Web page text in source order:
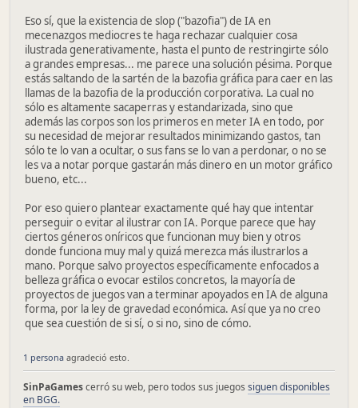
Eso sí, que la existencia de slop ("bazofia") de IA en
mecenazgos mediocres te haga rechazar cualquier cosa
ilustrada generativamente, hasta el punto de restringirte sólo
a grandes empresas... me parece una solución pésima. Porque
estás saltando de la sartén de la bazofia gráfica para caer en las
llamas de la bazofia de la producción corporativa. La cual no
sólo es altamente sacaperras y estandarizada, sino que
además las corpos son los primeros en meter IA en todo, por
su necesidad de mejorar resultados minimizando gastos, tan
sólo te lo van a ocultar, o sus fans se lo van a perdonar, o no se
les va a notar porque gastarán más dinero en un motor gráfico
bueno, etc...
Por eso quiero plantear exactamente qué hay que intentar
perseguir o evitar al ilustrar con IA. Porque parece que hay
ciertos géneros oníricos que funcionan muy bien y otros
donde funciona muy mal y quizá merezca más ilustrarlos a
mano. Porque salvo proyectos específicamente enfocados a
belleza gráfica o evocar estilos concretos, la mayoría de
proyectos de juegos van a terminar apoyados en IA de alguna
forma, por la ley de gravedad económica. Así que ya no creo
que sea cuestión de si sí, o si no, sino de cómo.
1 persona agradeció esto.
SinPaGamescerró su web, pero todos sus juegos siguen disponibles
en BGG.